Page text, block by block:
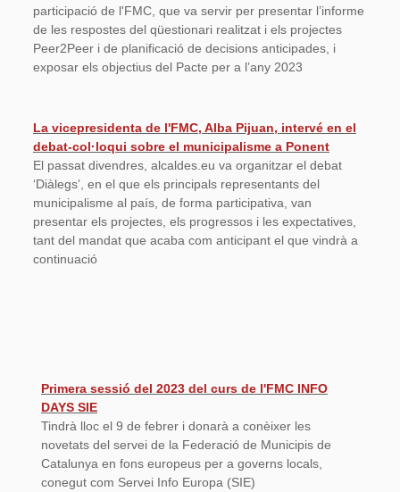
participació de l'FMC, que va servir per presentar l’informe
de les respostes del qüestionari realitzat i els projectes
Peer2Peer i de planificació de decisions anticipades, i
exposar els objectius del Pacte per a l’any 2023
La vicepresidenta de l'FMC, Alba Pijuan, intervé en el
debat-col·loqui sobre el municipalisme a Ponent
El passat divendres, alcaldes.eu va organitzar el debat
‘Diàlegs’, en el que els principals representants del
municipalisme al país, de forma participativa, van
presentar els projectes, els progressos i les expectatives,
tant del mandat que acaba com anticipant el que vindrà a
continuació
Primera sessió del 2023 del curs de l'FMC INFO
DAYS SIE
Tindrà lloc el 9 de febrer i donarà a conèixer les
novetats del servei de la Federació de Municipis de
Catalunya en fons europeus per a governs locals,
conegut com Servei Info Europa (SIE)